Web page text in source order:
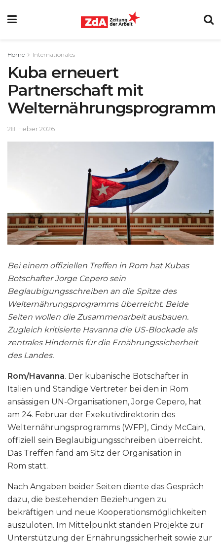
Home Internationales
Kuba erneuert
Partnerschaft mit
Welternährungsprogramm
28. Feber 2026
Bei einem offiziellen Treffen in Rom hat Kubas
Botschafter Jorge Cepero sein
Beglaubigungsschreiben an die Spitze des
Welternährungsprogramms überreicht. Beide
Seiten wollen die Zusammenarbeit ausbauen.
Zugleich kritisierte Havanna die US-Blockade als
zentrales Hindernis für die Ernährungssicherheit
des Landes.
Rom/Havanna. Der kubanische Botschafter in
Italien und Ständige Vertreter bei den in Rom
ansässigen UN-Organisationen, Jorge Cepero, hat
am 24. Februar der Exekutivdirektorin des
Welternährungsprogramms (WFP), Cindy McCain,
offiziell sein Beglaubigungsschreiben überreicht.
Das Treffen fand am Sitz der Organisation in
Rom statt.
Nach Angaben beider Seiten diente das Gespräch
dazu, die bestehenden Beziehungen zu
bekräftigen und neue Kooperationsmöglichkeiten
auszuloten. Im Mittelpunkt standen Projekte zur
Unterstützung der Ernährungssicherheit sowie zur